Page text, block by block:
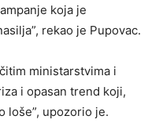
koja je
rekao je Pupovac.
ministarstvima i
i opasan trend koji,
loše”, upozorio je.